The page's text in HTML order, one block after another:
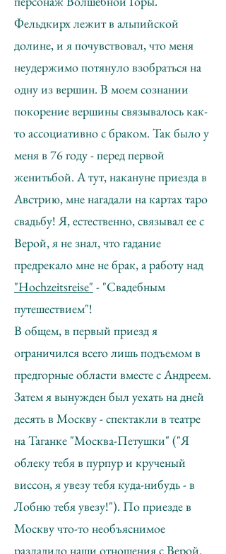
Фельдкирх лежит в альпийской
долине, и я почувствовал, что меня
неудержимо потянуло взобраться на
одну из вершин. В моем сознании
покорение вершины связывалось как-
то ассоциативно с браком. Так было у
меня в 76 году - перед первой
женитьбой. А тут, накануне приезда в
Австрию, мне нагадали на картах таро
свадьбу! Я, естественно, связывал ее с
Верой, я не знал, что гадание
предрекало мне не брак, а работу над
"Hochzeitsreise" - "Свадебным
путешествием"!
В общем, в первый приезд я
ограничился всего лишь подъемом в
предгорные области вместе с Андреем.
Затем я вынужден был уехать на дней
десять в Москву - спектакли в театре
на Таганке "Москва-Петушки" ("Я
облеку тебя в пурпур и крученый
виссон, я увезу тебя куда-нибудь - в
Лобню тебя увезу!"). По приезде в
Москву что-то необъяснимое
разладило наши отношения с Верой.